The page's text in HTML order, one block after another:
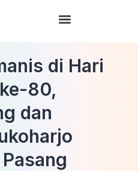
di Hari
80,
dan